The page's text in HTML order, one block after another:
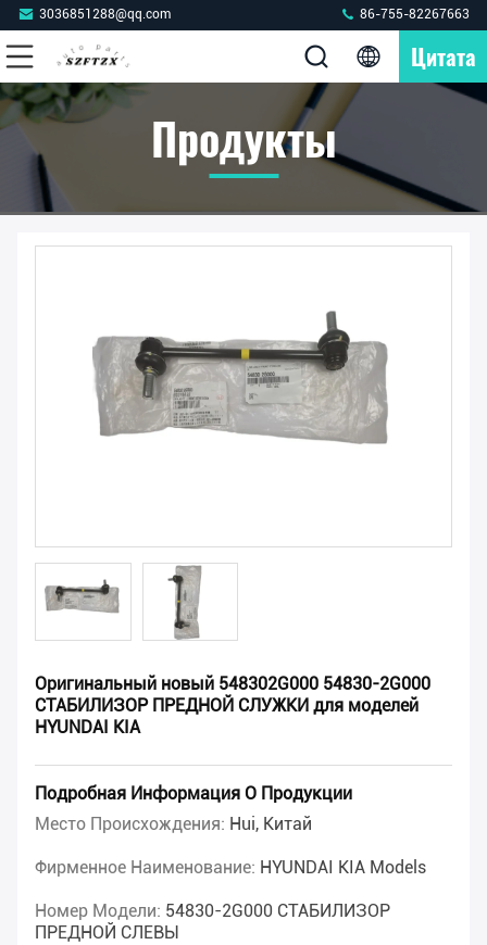
3036851288@qq.com 86-755-82267663
Цитата
Продукты
Оригинальный новый 548302G000 54830-2G000
СТАБИЛИЗОР ПРЕДНОЙ СЛУЖКИ для моделей
HYUNDAI KIA
Подробная Информация О Продукции
Место Происхождения: Hui, Китай
Фирменное Наименование: HYUNDAI KIA Models
Номер Модели: 54830-2G000 СТАБИЛИЗОР
ПРЕДНОЙ СЛЕВЫ